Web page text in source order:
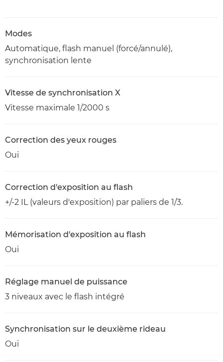
Modes
Automatique, flash manuel (forcé/annulé),
synchronisation lente
Vitesse de synchronisation X
Vitesse maximale 1/2000 s
Correction des yeux rouges
Oui
Correction d'exposition au flash
+/-2 IL (valeurs d'exposition) par paliers de 1/3.
Mémorisation d'exposition au flash
Oui
Réglage manuel de puissance
3 niveaux avec le flash intégré
Synchronisation sur le deuxième rideau
Oui